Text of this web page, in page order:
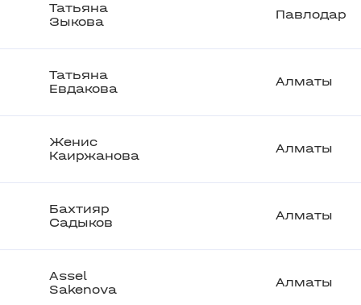
Татьяна
Зыкова
Павлодар
Татьяна
Евдакова
Алматы
Женис
Каиржанова
Алматы
Бахтияр
Садыков
Алматы
Assel
Sakenova
Алматы